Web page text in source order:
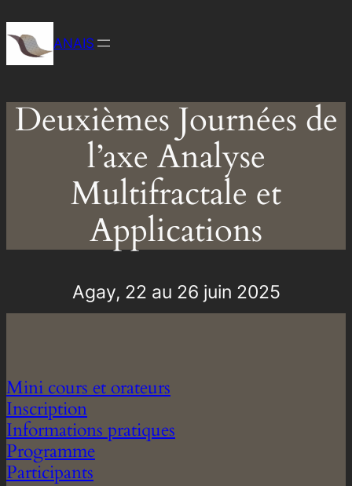
au
contenu
ANAIS
Deuxièmes Journées de
l’axe Analyse
Multifractale et
Applications
Agay, 22 au 26 juin 2025
Mini cours et orateurs
Inscription
Informations pratiques
Programme
Participants